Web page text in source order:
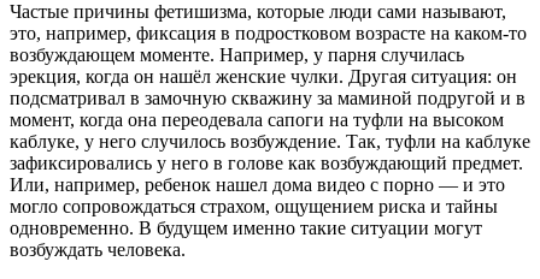
Частые причины фетишизма, которые люди сами называют,
это, например, фиксация в подростковом возрасте на каком-то
возбуждающем моменте. Например, у парня случилась
эрекция, когда он нашёл женские чулки. Другая ситуация: он
подсматривал в замочную скважину за маминой подругой и в
момент, когда она переодевала сапоги на туфли на высоком
каблуке, у него случилось возбуждение. Так, туфли на каблуке
зафиксировались у него в голове как возбуждающий предмет.
Или, например, ребенок нашел дома видео с порно — и это
могло сопровождаться страхом, ощущением риска и тайны
одновременно. В будущем именно такие ситуации могут
возбуждать человека.